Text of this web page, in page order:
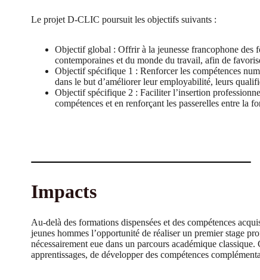
Le projet D-CLIC poursuit les objectifs suivants :
Objectif global : Offrir à la jeunesse francophone des
contemporaines et du monde du travail, afin de
Objectif spécifique 1 : Renforcer les compétences
dans le but d’améliorer leur employabilité, leurs
Objectif spécifique 2 : Faciliter l’insertion
compétences et en renforçant les passerelles entre la
Impacts
Au-delà des formations dispensées et des compétences
jeunes hommes l’opportunité de réaliser un premier stage
nécessairement eue dans un parcours académique
apprentissages, de développer des compétences